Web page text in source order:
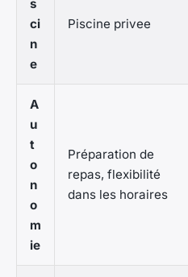
s
ci
n
e
Piscine privee
A
u
t
o
n
o
m
ie
Préparation de
repas, flexibilité
dans les horaires